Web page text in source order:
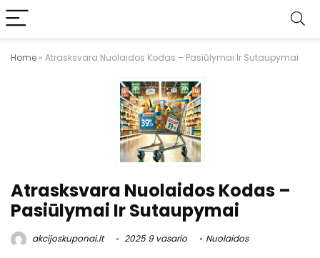
Home » Atrasksvara Nuolaidos Kodas – Pasiūlymai Ir Sutaupymai
Atrasksvara Nuolaidos Kodas –
Pasiūlymai Ir Sutaupymai
akcijoskuponai.lt 2025 9 vasario Nuolaidos